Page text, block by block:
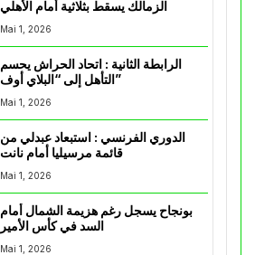
Mai 1, 2026
الرابطة الثانية : اتحاد الحراش يحسم
التأهل إلى “البلاي أوف”
Mai 1, 2026
الدوري الفرنسي : استبعاد عبدلي من
قائمة مرسيليا أمام نانت
Mai 1, 2026
بونجاح يسجل رغم هزيمة الشمال أمام
السد في كأس الأمير
Mai 1, 2026